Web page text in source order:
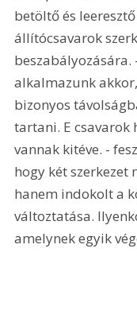
betöltő és
állítócsavarok
alkalmazunk
bizonyos
tartani. E csavarok
vannak kitéve. -
hogy két szerkezet
hanem indokolt a
változtatása.
amelynek egyik